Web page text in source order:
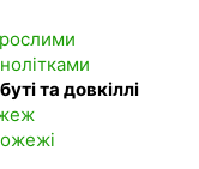
та довкіллі